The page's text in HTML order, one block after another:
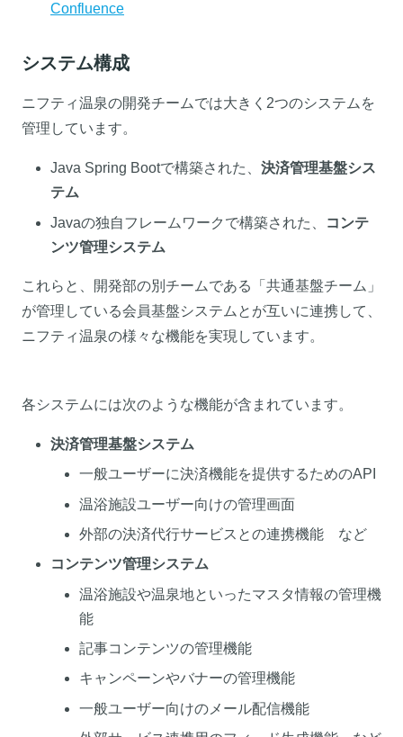
Confluence
システム構成
ニフティ温泉の開発チームでは大きく2つのシステムを
管理しています。
Java Spring Bootで構築された、 決済管理基盤シス
テム
Javaの独自フレームワークで構築された、
コンテ
ンツ管理システム
これらと、開発部の別チームである「共通基盤チーム」
が管理している会員基盤システムとが互いに連携して、
ニフティ温泉の様々な機能を実現しています。
各システムには次のような機能が含まれています。
決済管理基盤システム
一般ユーザーに決済機能を提供するためのAPI
温浴施設ユーザー向けの管理画面
外部の決済代行サービスとの連携機能 など
コンテンツ管理システム
温浴施設や温泉地といったマスタ情報の管理機
能
記事コンテンツの管理機能
キャンペーンやバナーの管理機能
一般ユーザー向けのメール配信機能